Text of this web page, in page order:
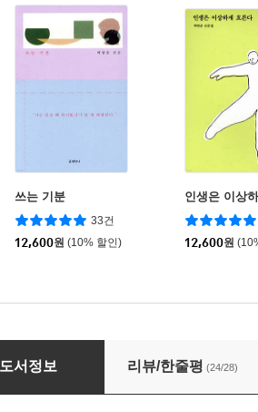
쓰는 기분
33건
12,600원 (10% 할인)
인생은 이상
12,600원
서로 조심하라고 말하며 걸었다
도서정보 리뷰/한줄평 (24/28)